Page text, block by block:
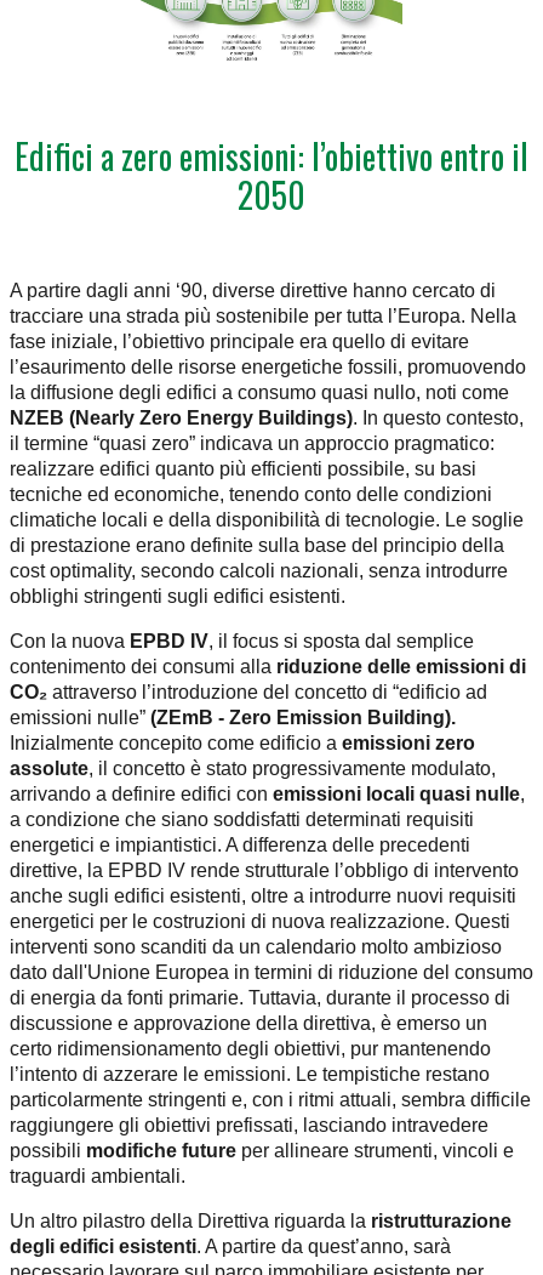
Edifici a zero emissioni: l’obiettivo entro il
2050
A partire dagli anni ‘90, diverse direttive hanno cercato di
tracciare una strada più sostenibile per tutta l’Europa. Nella
fase iniziale, l’obiettivo principale era quello di evitare
l’esaurimento delle risorse energetiche fossili, promuovendo
la diffusione degli edifici a consumo quasi nullo, noti come
NZEB (Nearly Zero Energy Buildings). In questo contesto,
il termine “quasi zero” indicava un approccio pragmatico:
realizzare edifici quanto più efficienti possibile, su basi
tecniche ed economiche, tenendo conto delle condizioni
climatiche locali e della disponibilità di tecnologie. Le soglie
di prestazione erano definite sulla base del principio della
cost optimality, secondo calcoli nazionali, senza introdurre
obblighi stringenti sugli edifici esistenti.
Con la nuova EPBD IV, il focus si sposta dal semplice
contenimento dei consumi alla riduzione delle emissioni di
CO₂ attraverso l’introduzione del concetto di “edificio ad
emissioni nulle” (ZEmB - Zero Emission Building).
Inizialmente concepito come edificio a emissioni zero
assolute, il concetto è stato progressivamente modulato,
arrivando a definire edifici con emissioni locali quasi nulle,
a condizione che siano soddisfatti determinati requisiti
energetici e impiantistici. A differenza delle precedenti
direttive, la EPBD IV rende strutturale l’obbligo di intervento
anche sugli edifici esistenti, oltre a introdurre nuovi requisiti
energetici per le costruzioni di nuova realizzazione. Questi
interventi sono scanditi da un calendario molto ambizioso
dato dall'Unione Europea in termini di riduzione del consumo
di energia da fonti primarie. Tuttavia, durante il processo di
discussione e approvazione della direttiva, è emerso un
certo ridimensionamento degli obiettivi, pur mantenendo
l’intento di azzerare le emissioni. Le tempistiche restano
particolarmente stringenti e, con i ritmi attuali, sembra difficile
raggiungere gli obiettivi prefissati, lasciando intravedere
possibili modifiche future per allineare strumenti, vincoli e
traguardi ambientali.
Un altro pilastro della Direttiva riguarda la ristrutturazione
degli edifici esistenti. A partire da quest’anno, sarà